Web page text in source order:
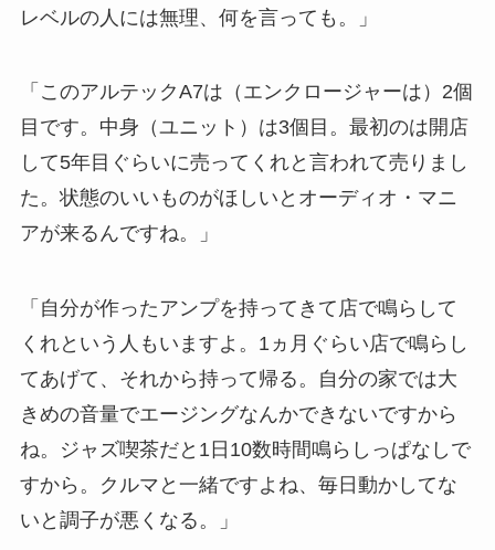
レベルの人には無理、何を言っても。」
「このアルテックA7は（エンクロージャーは）2個
目です。中身（ユニット）は3個目。最初のは開店
して5年目ぐらいに売ってくれと言われて売りまし
た。状態のいいものがほしいとオーディオ・マニ
アが来るんですね。」
「自分が作ったアンプを持ってきて店で鳴らして
くれという人もいますよ。1ヵ月ぐらい店で鳴らし
てあげて、それから持って帰る。自分の家では大
きめの音量でエージングなんかできないですから
ね。ジャズ喫茶だと1日10数時間鳴らしっぱなしで
すから。クルマと一緒ですよね、毎日動かしてな
いと調子が悪くなる。」